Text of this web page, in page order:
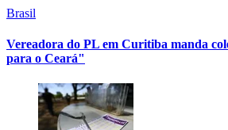
Brasil
Vereadora do PL em Curitiba manda
para o Ceará"